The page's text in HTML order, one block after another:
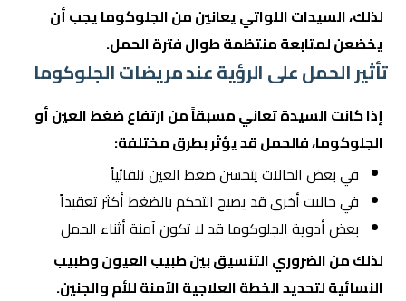
لذلك، السيدات اللواتي يعانين من الجلوكوما يجب أن
يخضعن لمتابعة منتظمة طوال فترة الحمل.
تأثير الحمل على الرؤية عند مريضات الجلوكوما
إذا كانت السيدة تعاني مسبقاً من ارتفاع ضغط العين أو
الجلوكوما، فالحمل قد يؤثر بطرق مختلفة:
في بعض الحالات يتحسن ضغط العين تلقائياً
في حالات أخرى قد يصبح التحكم بالضغط أكثر تعقيداً
بعض أدوية الجلوكوما قد لا تكون آمنة أثناء الحمل
لذلك من الضروري التنسيق بين طبيب العيون وطبيب
النسائية لتحديد الخطة العلاجية الآمنة للأم والجنين.